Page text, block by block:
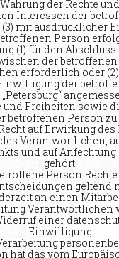
der Rechte
Interessen der
mit ausdrücklicher
Person
(1) für den
der
erforderlich oder
der
und Freiheiten sowie
betroffenen Person
auf Erwirkung
Verantwortlichen,
und auf
gehört.
Person Rechte
geltend
an einen
Verantwortlichen
einer
Einwilligung
hat das vom